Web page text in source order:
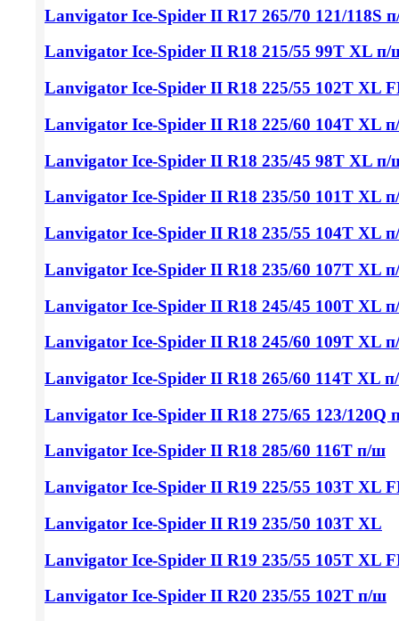
Lanvigator Ice-Spider II R17 265/70 121/118S
Lanvigator Ice-Spider II R18 215/55 99T XL п/
Lanvigator Ice-Spider II R18 225/55 102T XL
Lanvigator Ice-Spider II R18 225/60 104T XL
Lanvigator Ice-Spider II R18 235/45 98T XL п/
Lanvigator Ice-Spider II R18 235/50 101T XL
Lanvigator Ice-Spider II R18 235/55 104T XL
Lanvigator Ice-Spider II R18 235/60 107T XL
Lanvigator Ice-Spider II R18 245/45 100T XL
Lanvigator Ice-Spider II R18 245/60 109T XL
Lanvigator Ice-Spider II R18 265/60 114T XL
Lanvigator Ice-Spider II R18 275/65 123/120Q
Lanvigator Ice-Spider II R18 285/60 116T п/ш
Lanvigator Ice-Spider II R19 225/55 103T XL
Lanvigator Ice-Spider II R19 235/50 103T XL
Lanvigator Ice-Spider II R19 235/55 105T XL
Lanvigator Ice-Spider II R20 235/55 102T п/ш